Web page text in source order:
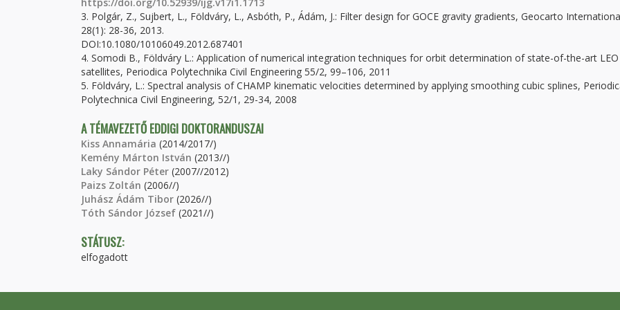
3. Polgár, Z., Sujbert, L., Földváry, L., Asbóth, P., Ádám, J.: Filter design for GOCE gravity gradients, Geocarto
28(1): 28-36, 2013.
DOI:10.1080/10106049.2012.687401
4. Somodi B., Földváry L.: Application of numerical integration techniques for orbit determination of state-of-the-art LEO
satellites, Periodica Polytechnika Civil Engineering 55/2, 99–106, 2011
5. Földváry, L.: Spectral analysis of CHAMP kinematic velocities determined by applying smoothing cubic splines,
Polytechnica Civil Engineering, 52/1, 29-34, 2008
A TÉMAVEZETŐ EDDIGI DOKTORANDUSZAI
Kiss Annamária (2014/2017/)
Kemény Márton István (2013//)
Laky Sándor Péter (2007//2012)
Paizs Zoltán (2006//)
Juhász Ádám Tibor (2026//)
Tóth Sándor József (2021//)
STÁTUSZ:
elfogadott